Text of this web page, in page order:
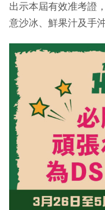
出示本屆有效准考證
意沙冰、鮮果汁及手